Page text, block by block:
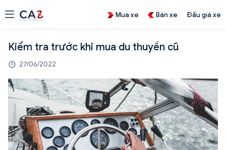
Mua xe Bán xe Đấu giá xe
Kiểm tra trước khi mua du thuyền cũ
27/06/2022